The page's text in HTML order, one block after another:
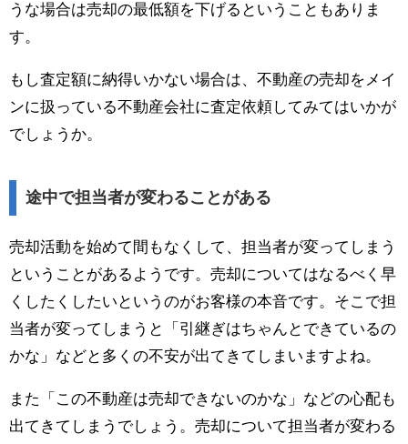
うな場合は売却の最低額を下げるということもありま
す。
もし査定額に納得いかない場合は、不動産の売却をメイ
ンに扱っている不動産会社に査定依頼してみてはいかが
でしょうか。
途中で担当者が変わることがある
売却活動を始めて間もなくして、担当者が変ってしまう
ということがあるようです。売却についてはなるべく早
くしたくしたいというのがお客様の本音です。そこで担
当者が変ってしまうと「引継ぎはちゃんとできているの
かな」などと多くの不安が出てきてしまいますよね。
また「この不動産は売却できないのかな」などの心配も
出てきてしまうでしょう。売却について担当者が変わる